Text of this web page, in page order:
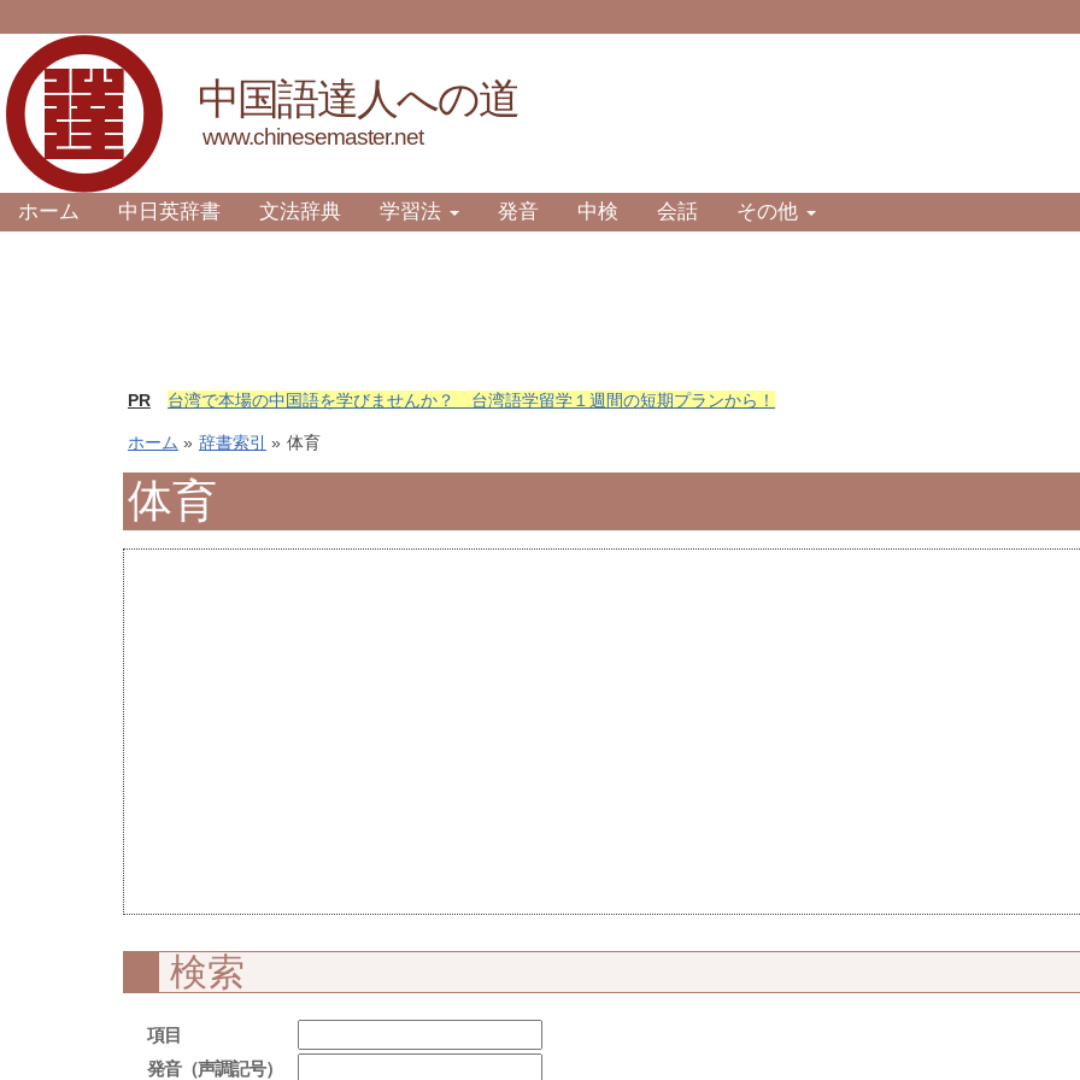
中国語達人への道
www.chinesemaster.net
ホーム 中日英辞書 文法辞典 学習法 発音 中検 会話 その他
PR 台湾で本場の中国語を学びませんか？ 台湾語学留学１週間の短期プランから！
ホーム » 辞書索引 » 体育
体育
検索
項目
発音（声調記号）